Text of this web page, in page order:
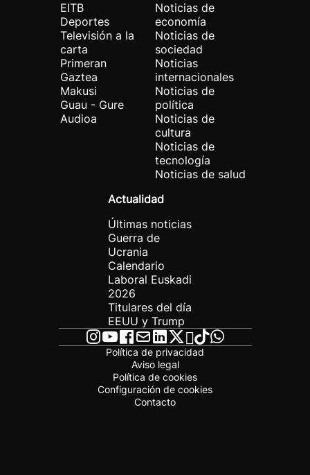
EITB
Deportes
Televisión a la
carta
Primeran
Gaztea
Makusi
Guau - Gure
Audioa
Noticias de
economía
Noticias de
sociedad
Noticias
internacionales
Noticias de
política
Noticias de
cultura
Noticias de
tecnología
Noticias de salud
Actualidad
Últimas noticias
Guerra de
Ucrania
Calendario
Laboral Euskadi
2026
Titulares del día
EEUU y Trump
Política de privacidad
Aviso legal
Política de cookies
Configuración de cookies
Contacto